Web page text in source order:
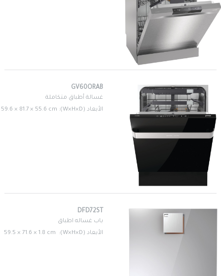
GV60ORAB
غسالة أطباق متكاملة
الأبعاد (W×H×D): 59.6 × 81.7 × 55.6 cm
DFD72ST
باب غساله اطباق
الأبعاد (W×H×D): 59.5 × 71.6 × 1.8 cm